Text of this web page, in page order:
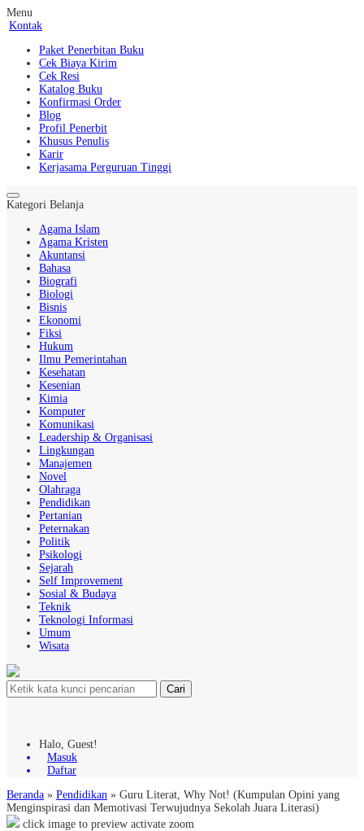
Menu
Kontak
Paket Penerbitan Buku
Cek Biaya Kirim
Cek Resi
Katalog Buku
Konfirmasi Order
Blog
Profil Penerbit
Khusus Penulis
Karir
Kerjasama Perguruan Tinggi
Kategori Belanja
Agama Islam
Agama Kristen
Akuntansi
Bahasa
Biografi
Biologi
Bisnis
Ekonomi
Fiksi
Hukum
Ilmu Pemerintahan
Kesehatan
Kesenian
Kimia
Komputer
Komunikasi
Leadership & Organisasi
Lingkungan
Manajemen
Novel
Olahraga
Pendidikan
Pertanian
Peternakan
Politik
Psikologi
Sejarah
Self Improvement
Sosial & Budaya
Teknik
Teknologi Informasi
Umum
Wisata
Cari
Halo, Guest!
Masuk
Daftar
Beranda » Pendidikan » Guru Literat, Why Not! (Kumpulan Opini yang
Menginspirasi dan Memotivasi Terwujudnya Sekolah Juara Literasi)
click image to preview activate zoom